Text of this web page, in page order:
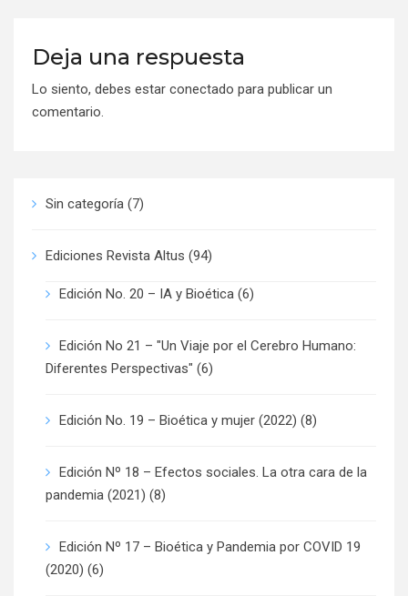
Deja una respuesta
Lo siento, debes estar conectado para publicar un
comentario.
Sin categoría (7)
Ediciones Revista Altus (94)
Edición No. 20 – IA y Bioética (6)
Edición No 21 – "Un Viaje por el Cerebro Humano:
Diferentes Perspectivas" (6)
Edición No. 19 – Bioética y mujer (2022) (8)
Edición Nº 18 – Efectos sociales. La otra cara de la
pandemia (2021) (8)
Edición Nº 17 – Bioética y Pandemia por COVID 19
(2020) (6)